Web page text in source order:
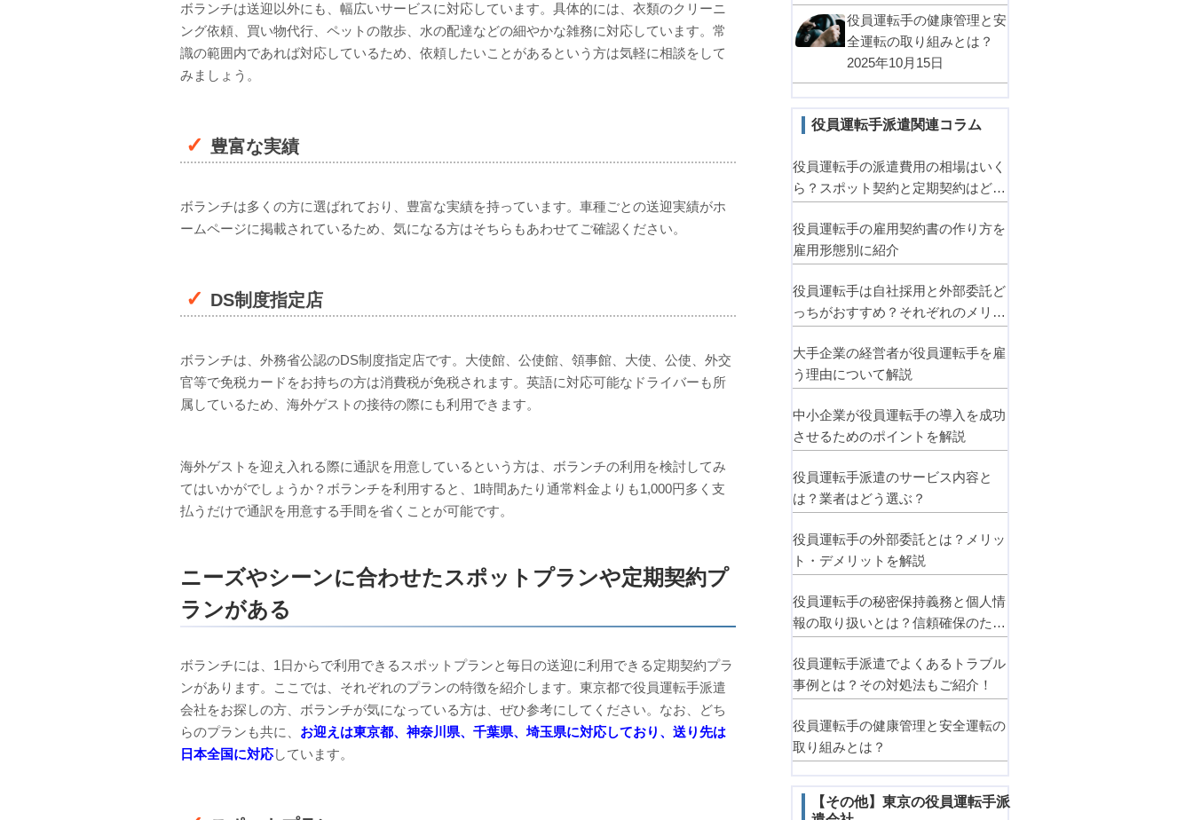
ボランチは送迎以外にも、幅広いサービスに対応しています。具体的には、衣類のクリーニ
ング依頼、買い物代行、ペットの散歩、水の配達などの細やかな雑務に対応しています。常
識の範囲内であれば対応しているため、依頼したいことがあるという方は気軽に相談をして
みましょう。
豊富な実績
ボランチは多くの方に選ばれており、豊富な実績を持っています。車種ごとの送迎実績がホ
ームページに掲載されているため、気になる方はそちらもあわせてご確認ください。
DS制度指定店
ボランチは、外務省公認のDS制度指定店です。大使館、公使館、領事館、大使、公使、外交
官等で免税カードをお持ちの方は消費税が免税されます。英語に対応可能なドライバーも所
属しているため、海外ゲストの接待の際にも利用できます。
海外ゲストを迎え入れる際に通訳を用意しているという方は、ボランチの利用を検討してみ
てはいかがでしょうか？ボランチを利用すると、1時間あたり通常料金よりも1,000円多く支
払うだけで通訳を用意する手間を省くことが可能です。
ニーズやシーンに合わせたスポットプランや定期契約プ
ランがある
ボランチには、1日からで利用できるスポットプランと毎日の送迎に利用できる定期契約プラ
ンがあります。ここでは、それぞれのプランの特徴を紹介します。東京都で役員運転手派遣
会社をお探しの方、ボランチが気になっている方は、ぜひ参考にしてください。なお、どち
らのプランも共に、 お迎えは東京都、神奈川県、千葉県、埼玉県に対応しており、送り先は
日本全国に対応しています。
役員運転手の健康管理と安
全運転の取り組みとは？
2025年10月15日
役員運転手派遣関連コラム
役員運転手の派遣費用の相場はいく
ら？スポット契約と定期契約はどっ
役員運転手の雇用契約書の作り方を
雇用形態別に紹介
役員運転手は自社採用と外部委託ど
っちがおすすめ？それぞれのメリッ
大手企業の経営者が役員運転手を雇
う理由について解説
中小企業が役員運転手の導入を成功
させるためのポイントを解説
役員運転手派遣のサービス内容と
は？業者はどう選ぶ？
役員運転手の外部委託とは？メリッ
ト・デメリットを解説
役員運転手の秘密保持義務と個人情
報の取り扱いとは？信頼確保のため
役員運転手派遣でよくあるトラブル
事例とは？その対処法もご紹介！
役員運転手の健康管理と安全運転の
取り組みとは？
【その他】東京の役員運転手派